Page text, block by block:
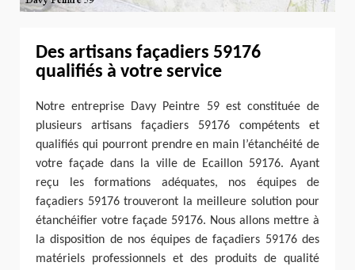
Des artisans façadiers 59176
qualifiés à votre service
Notre entreprise Davy Peintre 59 est constituée de
plusieurs artisans façadiers 59176 compétents et
qualifiés qui pourront prendre en main l’étanchéité de
votre façade dans la ville de Ecaillon 59176. Ayant
reçu les formations adéquates, nos équipes de
façadiers 59176 trouveront la meilleure solution pour
étanchéifier votre façade 59176. Nous allons mettre à
la disposition de nos équipes de façadiers 59176 des
matériels professionnels et des produits de qualité